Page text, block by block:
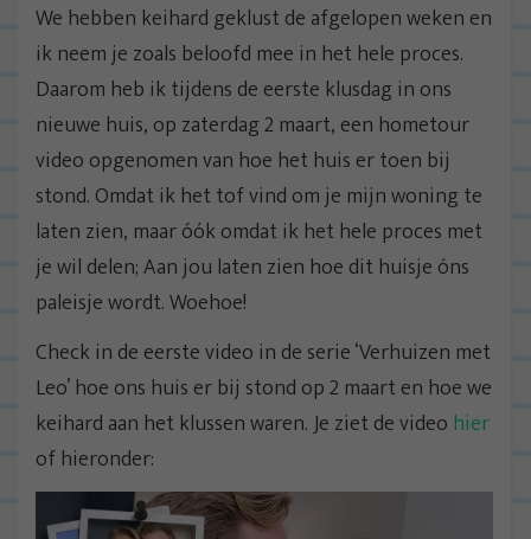
We hebben keihard geklust de afgelopen weken en
ik neem je zoals beloofd mee in het hele proces.
Daarom heb ik tijdens de eerste klusdag in ons
nieuwe huis, op zaterdag 2 maart, een hometour
video opgenomen van hoe het huis er toen bij
stond. Omdat ik het tof vind om je mijn woning te
laten zien, maar óók omdat ik het hele proces met
je wil delen; Aan jou laten zien hoe dit huisje óns
paleisje wordt. Woehoe!
Check in de eerste video in de serie ‘Verhuizen met
Leo’ hoe ons huis er bij stond op 2 maart en hoe we
keihard aan het klussen waren. Je ziet de video hier
of hieronder: